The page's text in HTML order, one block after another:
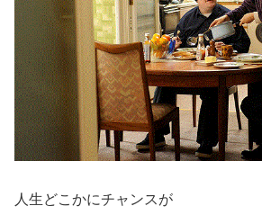
人生どこかにチャンスが